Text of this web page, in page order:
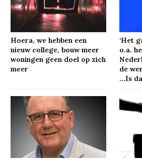
Hoera, we hebben een
nieuw college, bouw meer
woningen geen doel op zich
meer
‘Het
o.a.
de
…Is